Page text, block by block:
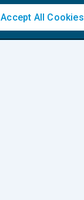
Accept All Cookies